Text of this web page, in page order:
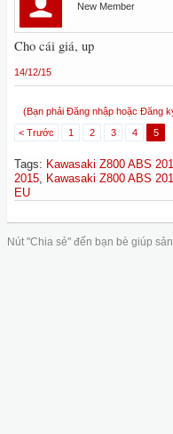
New Member
Cho cái giá, up
14/12/15
(Bạn phải Đăng nhập hoặc Đăng
< Trước
1 2 3 4 5
Tags: Kawasaki Z800 ABS
2015, Kawasaki Z800 ABS
EU
Nút "Chia sẻ" đến bạn bè giúp